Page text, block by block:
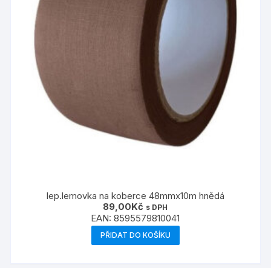
lep.lemovka na koberce 48mmx10m hnědá
89,00Kč s DPH
EAN:8595579810041
PŘIDAT DO KOŠÍKU